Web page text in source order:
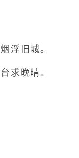
浮旧城。
求晚晴。